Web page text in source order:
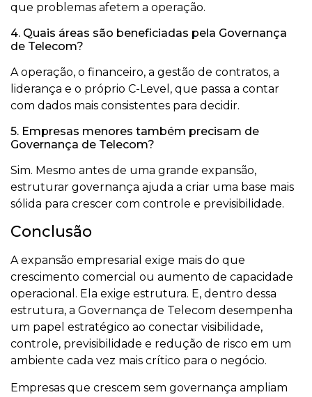
que problemas afetem a operação.
4. Quais áreas são beneficiadas pela Governança
de Telecom?
A operação, o financeiro, a gestão de contratos, a
liderança e o próprio C-Level, que passa a contar
com dados mais consistentes para decidir.
5. Empresas menores também precisam de
Governança de Telecom?
Sim. Mesmo antes de uma grande expansão,
estruturar governança ajuda a criar uma base mais
sólida para crescer com controle e previsibilidade.
Conclusão
A expansão empresarial exige mais do que
crescimento comercial ou aumento de capacidade
operacional. Ela exige estrutura. E, dentro dessa
estrutura, a Governança de Telecom desempenha
um papel estratégico ao conectar visibilidade,
controle, previsibilidade e redução de risco em um
ambiente cada vez mais crítico para o negócio.
Empresas que crescem sem governança ampliam